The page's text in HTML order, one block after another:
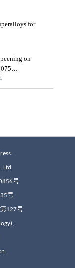
Ltd
号
号
127号